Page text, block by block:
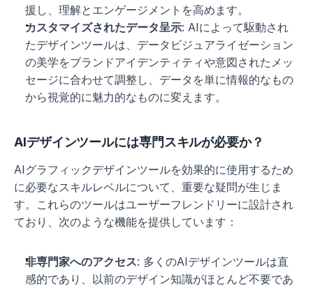
援し、理解とエンゲージメントを高めます。
カスタマイズされたデータ呈示: AIによって駆動され
たデザインツールは、データビジュアライゼーション
の美学をブランドアイデンティティや意図されたメッ
セージに合わせて調整し、データを単に情報的なもの
から視覚的に魅力的なものに変えます。
AIデザインツールには専門スキルが必要か？
AIグラフィックデザインツールを効果的に使用するため
に必要なスキルレベルについて、重要な疑問が生じま
す。これらのツールはユーザーフレンドリーに設計され
ており、次のような機能を提供しています：
非専門家へのアクセス: 多くのAIデザインツールは直
感的であり、以前のデザイン知識がほとんど不要であ